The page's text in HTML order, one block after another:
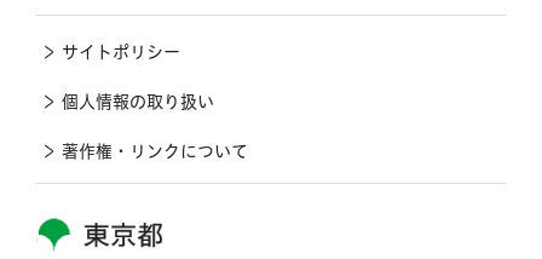
東京都
サイトポリシー
個人情報の取り扱い
著作権・リンクについて